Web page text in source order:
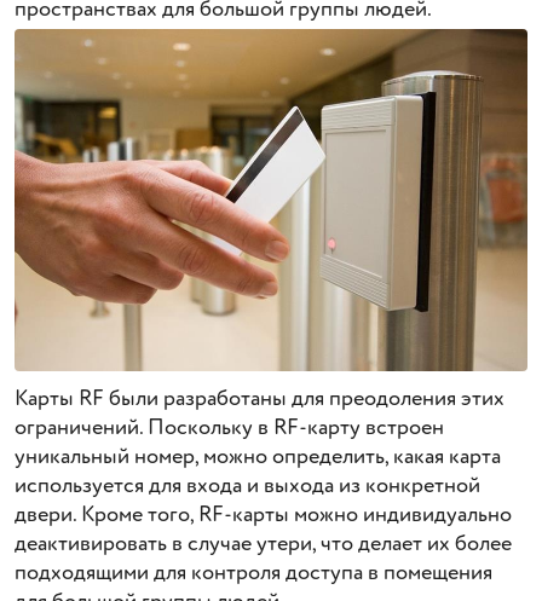
пространствах для большой группы людей.
Карты RF были разработаны для преодоления этих
ограничений. Поскольку в RF-карту встроен
уникальный номер, можно определить, какая карта
используется для входа и выхода из конкретной
двери. Кроме того, RF-карты можно индивидуально
деактивировать в случае утери, что делает их более
подходящими для контроля доступа в помещения